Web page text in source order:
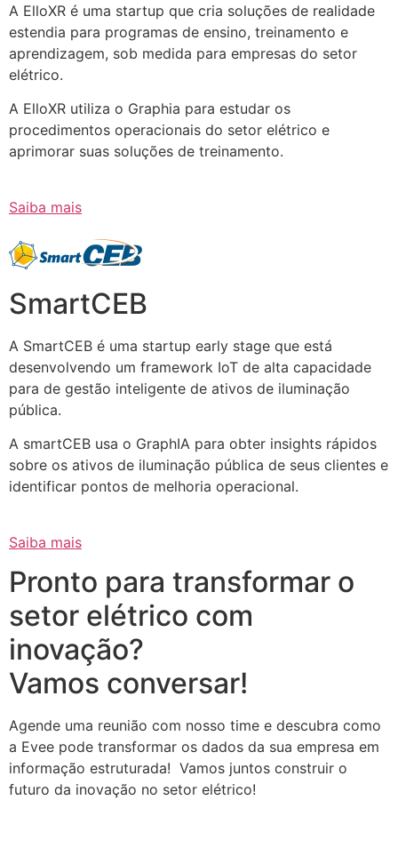
A ElloXR é uma startup que cria soluções de realidade
estendia para programas de ensino, treinamento e
aprendizagem, sob medida para empresas do setor
elétrico.
A ElloXR utiliza o Graphia para estudar os
procedimentos operacionais do setor elétrico e
aprimorar suas soluções de treinamento.
Saiba mais
SmartCEB
A SmartCEB é uma startup early stage que está
desenvolvendo um framework IoT de alta capacidade
para de gestão inteligente de ativos de iluminação
pública.
A smartCEB usa o GraphIA para obter insights rápidos
sobre os ativos de iluminação pública de seus clientes e
identificar pontos de melhoria operacional.
Saiba mais
Pronto para transformar o
setor elétrico com
inovação?
Vamos conversar!
Agende uma reunião com nosso time e descubra como
a Evee pode transformar os dados da sua empresa em
informação estruturada! Vamos juntos construir o
futuro da inovação no setor elétrico!